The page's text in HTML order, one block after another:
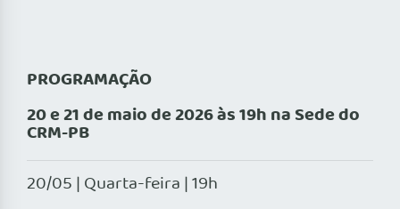
PROGRAMAÇÃO
20 e 21 de maio de 2026 às 19h na Sede do
CRM-PB
20/05 | Quarta-feira | 19h